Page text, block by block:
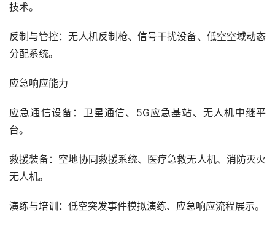
技术。
反制与管控：无人机反制枪、信号干扰设备、低空空域动态
分配系统。
应急响应能力
应急通信设备：卫星通信、5G应急基站、无人机中继平
台。
救援装备：空地协同救援系统、医疗急救无人机、消防灭火
无人机。
演练与培训：低空突发事件模拟演练、应急响应流程展示。